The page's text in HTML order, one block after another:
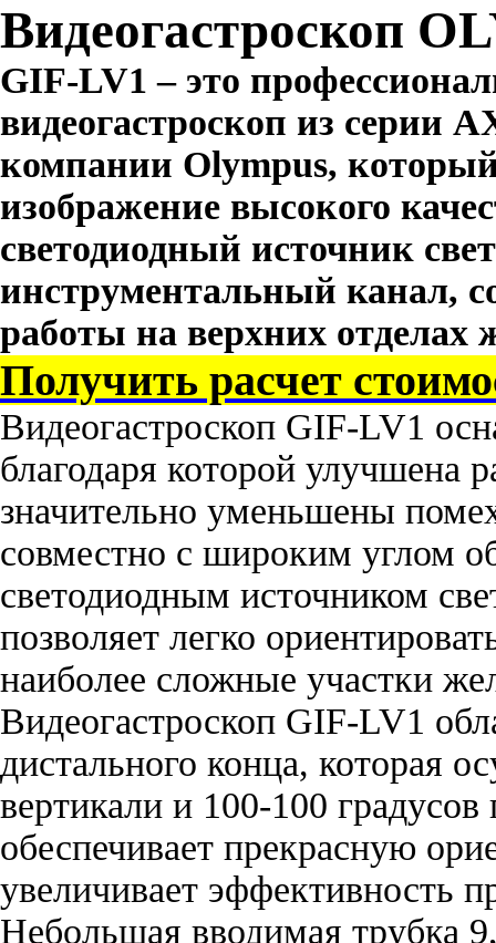
Видеогастроскоп
GIF-LV1 – это
видеогастроскоп из серии
компании Olympus,
изображение высокого
светодиодный источник
инструментальный канал,
работы на верхних отделах
Получить расчет
Видеогастроскоп GIF-LV1
благодаря которой улучшена
значительно уменьшены
совместно с широким углом
светодиодным источником
позволяет легко
наиболее сложные участки
Видеогастроскоп GIF-LV1
дистального конца, которая
вертикали и 100-100
обеспечивает прекрасную
увеличивает эффективность
Небольшая вводимая трубка